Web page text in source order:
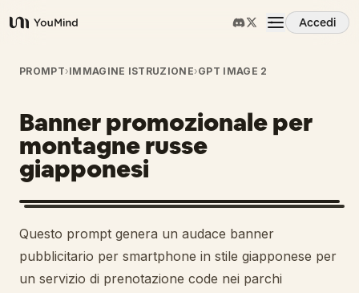
YouMind
Accedi
Panoramica
Casi d'uso
Abilità
Prompt
Prezzi
PROMPT›IMMAGINE ISTRUZIONE›GPT IMAGE 2
Banner promozionale per
montagne russe
giapponesi
Questo prompt genera un audace banner
pubblicitario per smartphone in stile giapponese per
un servizio di prenotazione code nei parchi